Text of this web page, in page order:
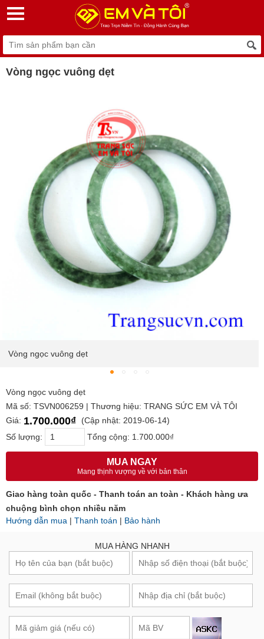
Vòng ngọc vuông dẹt
Vòng ngọc vuông dẹt
Vòng ngọc vuông dẹt
Mã số: TSVN006259 | Thương hiệu: TRANG SỨC EM VÀ TÔI
Giá: 1.700.000₫
(Cập nhật: 2019-06-14)
Số lượng:
Tổng cộng: 1.700.000₫
MUA NGAY
Mang thịnh vượng về với bản thân
Giao hàng toàn quốc - Thanh toán an toàn - Khách hàng ưa
chuộng bình chọn nhiều năm
Hướng dẫn mua | Thanh toán | Bảo hành
MUA HÀNG NHANH